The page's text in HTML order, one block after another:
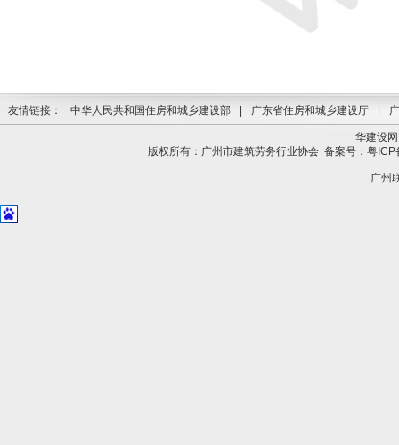
友情链接： 中华人民共和国住房和城乡建设部 | 广东省住房和城乡建设厅 |
华建设网
版权所有：广州市建筑劳务行业协会备案号：粤
广州